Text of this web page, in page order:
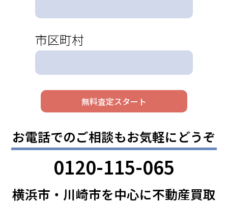
市区町村
お電話でのご相談もお気軽にどうぞ
0120-115-065
横浜市・川崎市を中心に不動産買取